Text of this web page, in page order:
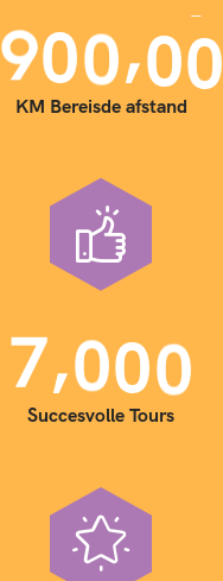
900,00
KM Bereisde afstand
7,000
Succesvolle Tours